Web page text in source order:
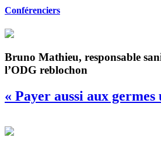
Conférenciers
Bruno Mathieu, responsable
l’ODG reblochon
« Payer aussi aux germes